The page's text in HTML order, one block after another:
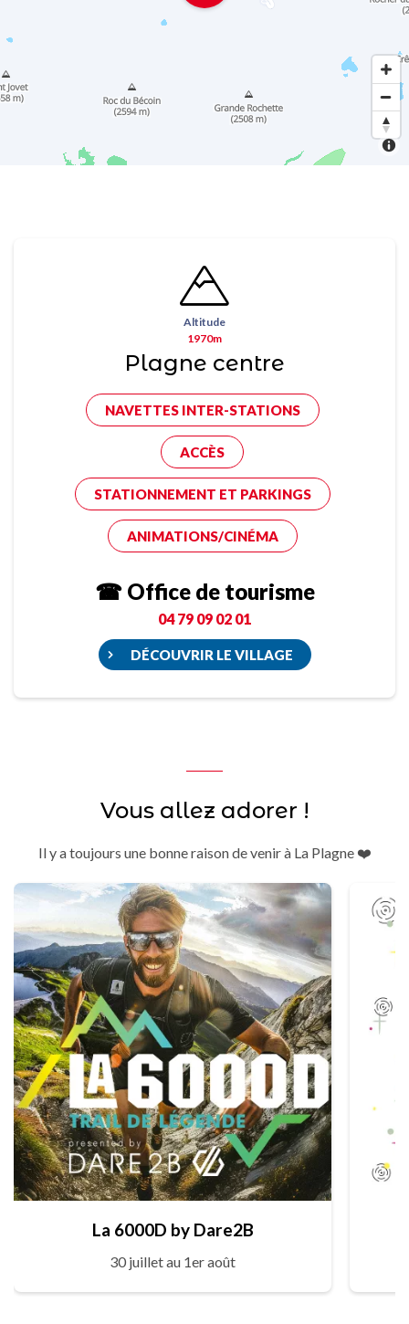
Altitude
1970m
Plagne centre
NAVETTES INTER-STATIONS
ACCÈS
STATIONNEMENT ET PARKINGS
ANIMATIONS/CINÉMA
☎ Office de tourisme
04 79 09 02 01
DÉCOUVRIR LE VILLAGE
Vous allez adorer !
Il y a toujours une bonne raison de venir à La Plagne ❤️
La 6000D by Dare2B
30 juillet au 1er août